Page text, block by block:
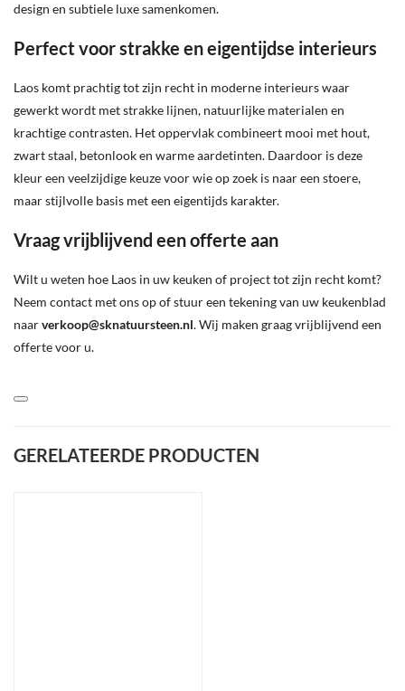
design en subtiele luxe samenkomen.
Perfect voor strakke en eigentijdse interieurs
Laos komt prachtig tot zijn recht in moderne interieurs waar
gewerkt wordt met strakke lijnen, natuurlijke materialen en
krachtige contrasten. Het oppervlak combineert mooi met hout,
zwart staal, betonlook en warme aardetinten. Daardoor is deze
kleur een veelzijdige keuze voor wie op zoek is naar een stoere,
maar stijlvolle basis met een eigentijds karakter.
Vraag vrijblijvend een offerte aan
Wilt u weten hoe Laos in uw keuken of project tot zijn recht komt?
Neem contact met ons op of stuur een tekening van uw keukenblad
naarverkoop@sknatuursteen.nl. Wij maken graag vrijblijvend een
offerte voor u.
GERELATEERDE PRODUCTEN